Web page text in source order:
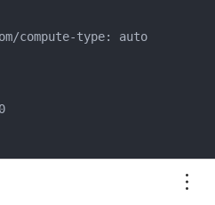
compute-type: auto